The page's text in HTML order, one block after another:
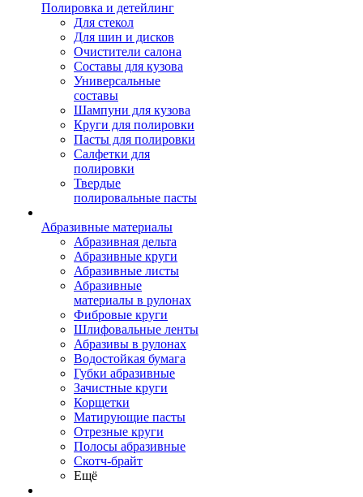
Полировка и детейлинг
Для стекол
Для шин и дисков
Очистители салона
Составы для кузова
Универсальные
составы
Шампуни для кузова
Круги для полировки
Пасты для полировки
Салфетки для
полировки
Твердые
полировальные пасты
Абразивные материалы
Абразивная дельта
Абразивные круги
Абразивные листы
Абразивные
материалы в рулонах
Фибровые круги
Шлифовальные ленты
Абразивы в рулонах
Водостойкая бумага
Губки абразивные
Зачистные круги
Корщетки
Матирующие пасты
Отрезные круги
Полосы абразивные
Скотч-брайт
Ещё